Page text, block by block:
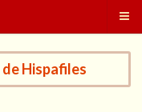
Hispafiles